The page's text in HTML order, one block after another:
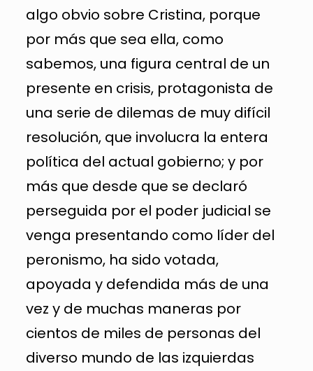
algo obvio sobre Cristina, porque
por más que sea ella, como
sabemos, una figura central de un
presente en crisis, protagonista de
una serie de dilemas de muy difícil
resolución, que involucra la entera
política del actual gobierno; y por
más que desde que se declaró
perseguida por el poder judicial se
venga presentando como líder del
peronismo, ha sido votada,
apoyada y defendida más de una
vez y de muchas maneras por
cientos de miles de personas del
diverso mundo de las izquierdas